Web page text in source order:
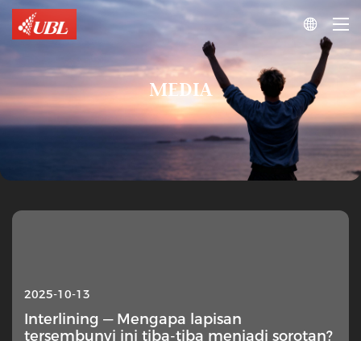

MEDIA
2025-10-13
Interlining — Mengapa lapisan
tersembunyi ini tiba-tiba menjadi sorotan?